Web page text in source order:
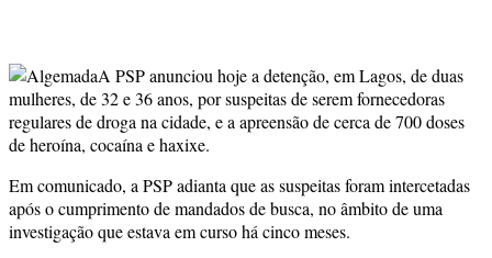
A PSP anunciou hoje a detenção, em Lagos, de duas
mulheres, de 32 e 36 anos, por suspeitas de serem fornecedoras
regulares de droga na cidade, e a apreensão de cerca de 700 doses
de heroína, cocaína e haxixe.
Em comunicado, a PSP adianta que as suspeitas foram intercetadas
após o cumprimento de mandados de busca, no âmbito de uma
investigação que estava em curso há cinco meses.